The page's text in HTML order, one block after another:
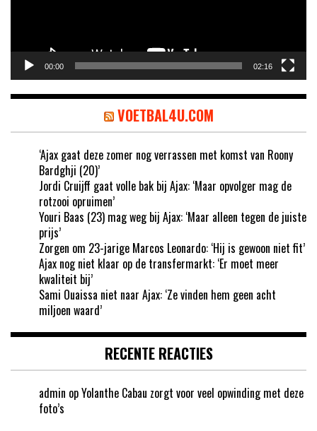
00:00 02:16
VOETBAL4U.COM
‘Ajax gaat deze zomer nog verrassen met komst van Roony
Bardghji (20)’
Jordi Cruijff gaat volle bak bij Ajax: ‘Maar opvolger mag de
rotzooi opruimen’
Youri Baas (23) mag weg bij Ajax: ‘Maar alleen tegen de juiste
prijs’
Zorgen om 23-jarige Marcos Leonardo: ‘Hij is gewoon niet fit’
Ajax nog niet klaar op de transfermarkt: ‘Er moet meer
kwaliteit bij’
Sami Ouaissa niet naar Ajax: ‘Ze vinden hem geen acht
miljoen waard’
RECENTE REACTIES
admin opYolanthe Cabau zorgt voor veel opwinding met deze
foto’s